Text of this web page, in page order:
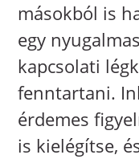
másokból is
egy
kapcsolati
fenntartani.
érdemes
is kielégítse,